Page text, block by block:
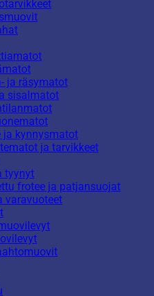
ja räsymatot
sisalmatot
ja kynnysmatot
ja tarvikkeet
tyynyt
frotee ja patjansuojat
varavuoteet